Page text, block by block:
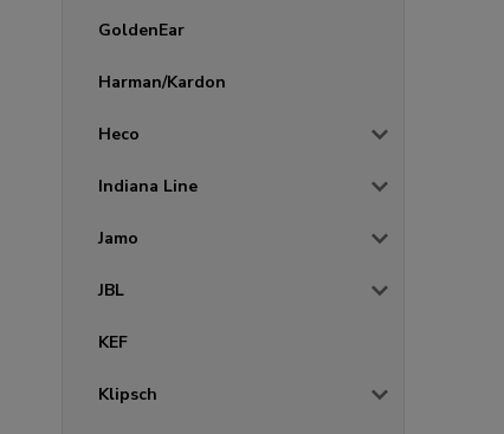
GoldenEar
Harman/Kardon
Heco
Indiana Line
Jamo
JBL
KEF
Klipsch